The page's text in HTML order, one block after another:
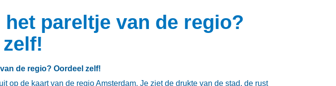
het pareltje van de regio?
de regio? Oordeel zelf!
op de kaart van de regio Amsterdam. Je ziet de drukte van de stad, de rust